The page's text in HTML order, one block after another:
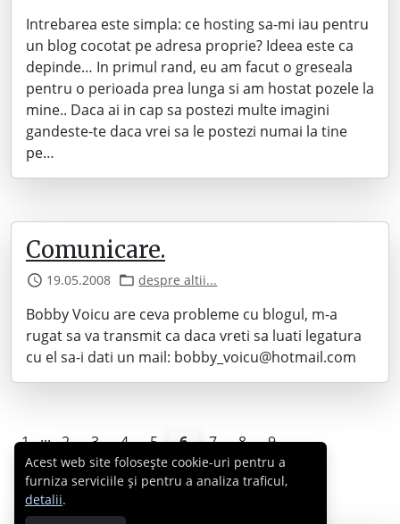
Intrebarea este simpla: ce hosting sa-mi iau pentru
un blog cocotat pe adresa proprie? Ideea este ca
depinde… In primul rand, eu am facut o greseala
pentru o perioada prea lunga si am hostat pozele la
mine.. Daca ai in cap sa postezi multe imagini
gandeste-te daca vrei sa le postezi numai la tine
pe…
Comunicare.
19.05.2008 despre altii...
Bobby Voicu are ceva probleme cu blogul, m-a
rugat sa va transmit ca daca vreti sa luati legatura
cu el sa-i dati un mail: bobby_voicu@hotmail.com
1 ... 2 3 4 5 6 7 8 9
Acest web site folosește cookie-uri pentru a
furniza serviciile și pentru a analiza traficul,
detalii.